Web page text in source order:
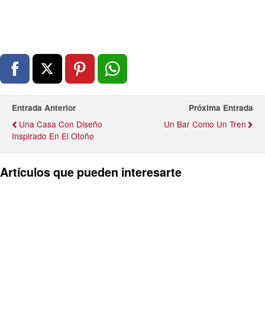
Entrada Anterior
Una Casa Con Diseño
Inspirado En El Otoño
Próxima Entrada
Un Bar Como Un Tren
Artículos que pueden interesarte